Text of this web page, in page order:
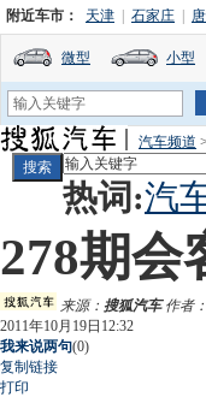
附近车市： 天津 石家庄
微型 小型
汽车频道 >
热词:汽
278期会
来源： 搜狐汽车作者
2011年10月19日12:32
我来说两句(0)
复制链接
打印